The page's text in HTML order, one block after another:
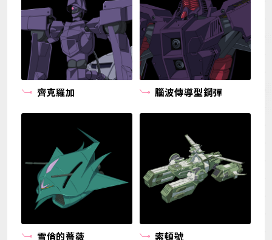
齊克羅加 腦波傳導型鋼彈
雪倫的薔薇 索頓號